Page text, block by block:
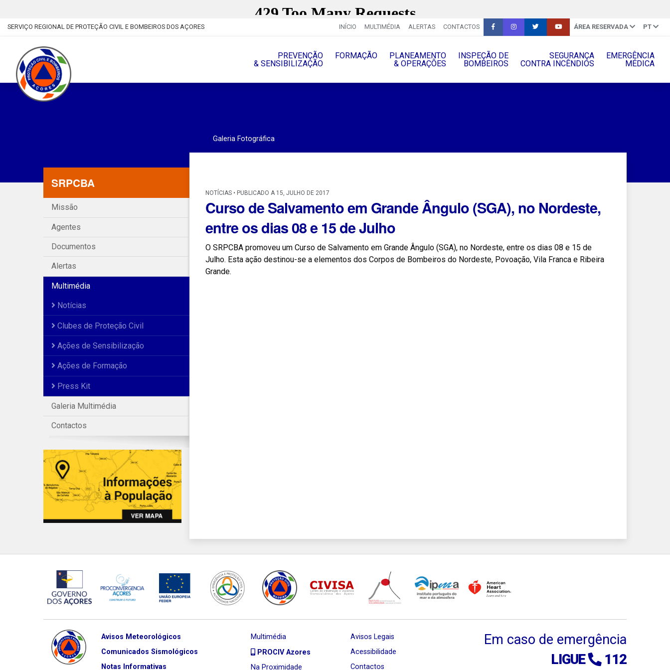
SERVIÇO REGIONAL DE PROTEÇÃO CIVIL E BOMBEIROS DOS AÇORES INÍCIO MULTIMÉDIA ALERTAS CONTACTOS ÁREA RESERVADA PT
PREVENÇÃO
& SENSIBILIZAÇÃO
FORMAÇÃO
PLANEAMENTO
& OPERAÇÔES
INSPEÇÃO DE
BOMBEIROS
SEGURANÇA
CONTRA INCÊNDIOS
EMERGÊNCIA
MÉDICA
SRPCBA
Missão
Agentes
Documentos
Alertas
Multimédia
Notícias
Clubes de Proteção Civil
Ações de Sensibilização
Ações de Formação
Press Kit
Galeria Multimédia
Contactos
Galeria Fotográfica
NOTÍCIAS • PUBLICADO A 15, JULHO DE 2017
Curso de Salvamento em Grande Ângulo (SGA), no Nordeste,
entre os dias 08 e 15 de Julho
O SRPCBA promoveu um Curso de Salvamento em Grande Ângulo (SGA), no Nordeste, entre os dias 08 e 15 de
Julho. Esta ação destinou-se a elementos dos Corpos de Bombeiros do Nordeste, Povoação, Vila Franca e Ribeira
Grande.
Avisos Meteorológicos
Comunicados Sismológicos
Notas Informativas
Multimédia
PROCIV Azores
Na Proximidade
Avisos Legais
Acessibilidade
Contactos
Em caso de emergência
LIGUE
112